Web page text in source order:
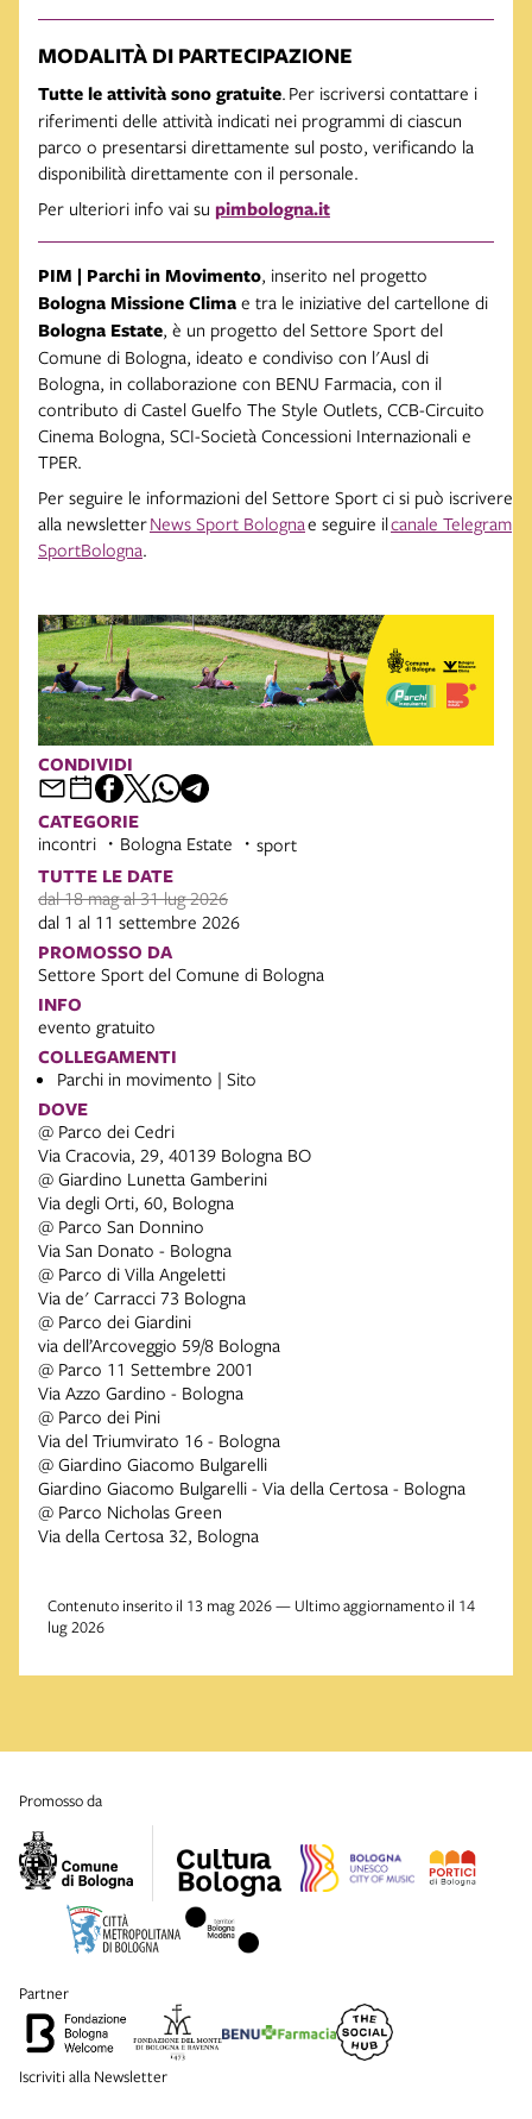
MODALITÀ DI PARTECIPAZIONE
Tutte le attività sono gratuite. Per iscriversi contattare i
riferimenti delle attività indicati nei programmi di ciascun
parco o presentarsi direttamente sul posto, verificando la
disponibilità direttamente con il personale.
Per ulteriori info vai su pimbologna.it
PIM | Parchi in Movimento, inserito nel progetto
Bologna Missione Clima e tra le iniziative del cartellone di
Bologna Estate, è un progetto del Settore Sport del
Comune di Bologna, ideato e condiviso con l'Ausl di
Bologna, in collaborazione con BENU Farmacia, con il
contributo di Castel Guelfo The Style Outlets, CCB-Circuito
Cinema Bologna, SCI-Società Concessioni Internazionali e
TPER.
Per seguire le informazioni del Settore Sport ci si può iscrivere
alla newsletterNews Sport Bolognae seguire ilcanale Telegram
SportBologna.
CONDIVIDI
CATEGORIE
incontri Bologna Estate sport
TUTTE LE DATE
dal 18 mag al 31 lug 2026
dal 1 al 11 settembre 2026
PROMOSSO DA
Settore Sport del Comune di Bologna
INFO
evento gratuito
COLLEGAMENTI
Parchi in movimento | Sito
DOVE
@ Parco dei Cedri
Via Cracovia, 29, 40139 Bologna BO
@ Giardino Lunetta Gamberini
Via degli Orti, 60, Bologna
@ Parco San Donnino
Via San Donato - Bologna
@ Parco di Villa Angeletti
Via de' Carracci 73 Bologna
@ Parco dei Giardini
via dell’Arcoveggio 59/8 Bologna
@ Parco 11 Settembre 2001
Via Azzo Gardino - Bologna
@ Parco dei Pini
Via del Triumvirato 16 - Bologna
@ Giardino Giacomo Bulgarelli
Giardino Giacomo Bulgarelli - Via della Certosa - Bologna
@ Parco Nicholas Green
Via della Certosa 32, Bologna
Contenuto inserito il 13 mag 2026 — Ultimo aggiornamento il 14
lug 2026
promosso da
partner
Iscriviti alla Newsletter